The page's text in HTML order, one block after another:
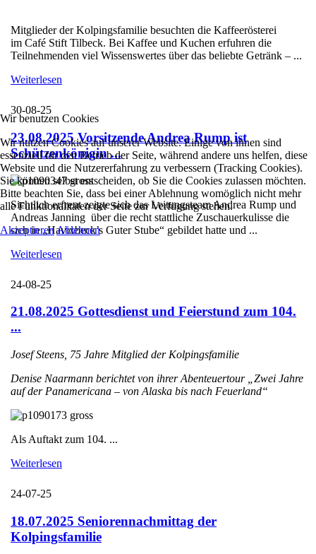
Mitglieder der Kolpingsfamilie besuchten die Kaffeerösterei
im Café Stift Tilbeck. Bei Kaffee und Kuchen erfuhren die
Teilnehmenden viel Wissenswertes über das beliebte Getränk – ...
Weiterlesen
30-08-25
23.08.2025 Vorsitzende Andrea Rump ist
Schützenkönigin ...
Sichtlich erfreut zeigte sich das Leitungsteam Andrea Rump und
Andreas Janning über die recht stattliche Zuschauerkulisse die
sich in „Havixbeck’s Guter Stube“ gebildet hatte und ...
Weiterlesen
24-08-25
21.08.2025 Gottesdienst und Feierstund zum 104.
...
Josef Steens, 75 Jahre Mitglied der Kolpingsfamilie
Denise Naarmann berichtet von ihrer Abenteuertour „Zwei Jahre
auf der Panamericana – von Alaska bis nach Feuerland“
Als Auftakt zum 104. ...
Weiterlesen
24-07-25
18.07.2025 Seniorennachmittag der
Kolpingsfamilie
Wir benutzen Cookies
Wir nutzen Cookies auf unserer Website. Einige von ihnen sind
essenziell für den Betrieb der Seite, während andere uns helfen, diese
Website und die Nutzererfahrung zu verbessern (Tracking Cookies).
Sie können selbst entscheiden, ob Sie die Cookies zulassen möchten.
Bitte beachten Sie, dass bei einer Ablehnung womöglich nicht mehr
alle Funktionalitäten der Seite zur Verfügung stehen.
AkzeptierenAblehnen